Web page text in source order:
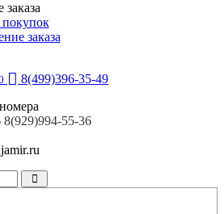
заказа
8(499)396-35-49
8(929)994-55-36